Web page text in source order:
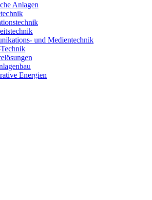
Anlagen
und Medientechnik
Energien